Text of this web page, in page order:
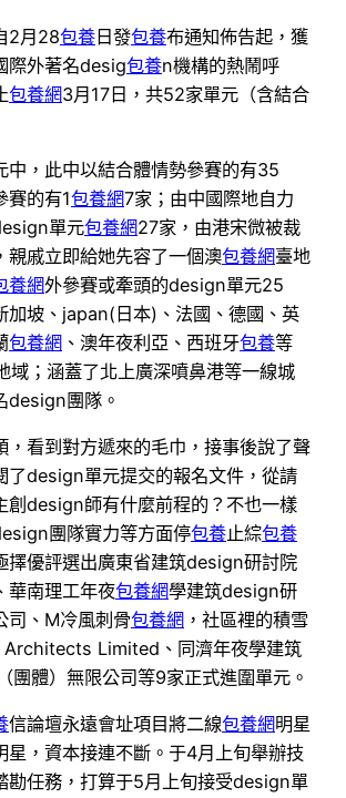
2月28包養日發包養布通知佈告起，獲
際外著名desig包養n機構的熱鬧呼
包養網3月17日，共52家單元（含結合
中，此中以結合體情勢參賽的有35
賽的有1包養網7家；由中國際地自力
單元包養網27家，由港宋微被裁
親戚立即給她先容了一個澳包養網臺地
養網外參賽或牽頭的design單元25
加坡、japan(日本)、法國、德國、英
包養網 、澳年夜利亞、西班牙包養等
域；涵蓋了北上廣深噴鼻港等一線城
design團隊。
，看到對方遞來的毛巾，接事後說了聲
了design單元提交的報名文件，從請
創design師有什麼前程的？不也一樣
團隊實力等方面停包養止綜包養
擇優評選出廣東省建筑design研討院
華南理工年夜包養網學建筑design研
司、M冷風刺骨包養網 ，社區裡的積雪
Architects Limited、同濟年夜學建筑
團體）無限公司等9家正式進圍單元。
信論壇永遠會址項目將二線包養網明星
星，資本接連不斷。于4月上旬舉辦技
勘任務，打算于5月上旬接受design單